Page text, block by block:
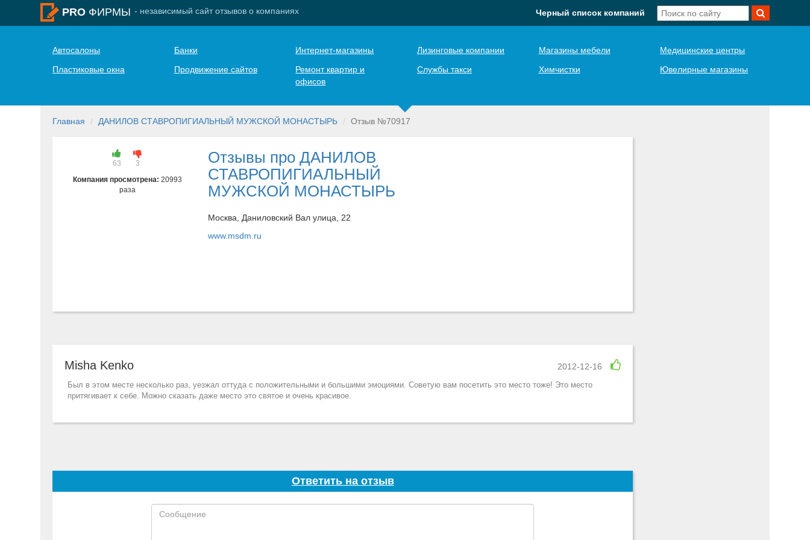
PRO ФИРМЫ - независимый сайт отзывов о компаниях Черный список компаний
Автосалоны Банки Интернет-магазины Лизинговые компании Магазины мебели
Медицинские центры
Пластиковые окна
Продвижение сайтов
Ремонт квартир и
офисов
Службы такси Химчистки Ювелирные магазины
Главная ДАНИЛОВ СТАВРОПИГИАЛЬНЫЙ МУЖСКОЙ МОНАСТЫРЬ Отзыв №70917
63
3
Компания просмотрена: 20993
раза
Отзывы про ДАНИЛОВ
СТАВРОПИГИАЛЬНЫЙ
МУЖСКОЙ МОНАСТЫРЬ
Москва, Даниловский Вал улица, 22
www.msdm.ru
Misha Kenko 2012-12-16
Был в этом месте несколько раз, уезжал оттуда с положительными и большими эмоциями. Советую вам посетить это место тоже! Это место
притягивает к себе. Можно сказать даже место это святое и очень красивое.
Ответить на отзыв